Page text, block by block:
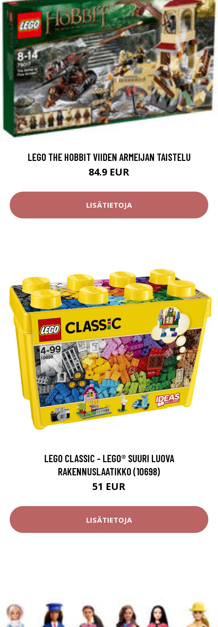
LEGO THE HOBBIT VIIDEN ARMEIJAN TAISTELU
84.9 EUR
LISÄTIETOJA
LEGO CLASSIC - LEGO® SUURI LUOVA
RAKENNUSLAATIKKO (10698)
51 EUR
LISÄTIETOJA